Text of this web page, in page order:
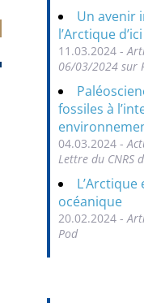
Un avenir
l’Arctique
11.03.2024 -
06/03/2024 sur
fossiles à
04.03.2024 -
Lettre du CNRS
océanique
20.02.2024 -
Pod